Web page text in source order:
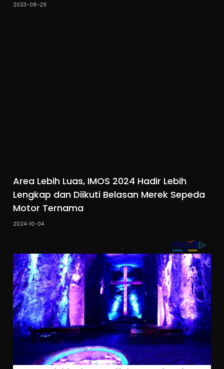
2023-08-29
Area Lebih Luas, IMOS 2024 Hadir Lebih
Lengkap dan Diikuti Belasan Merek Sepeda
Motor Ternama
2024-10-04